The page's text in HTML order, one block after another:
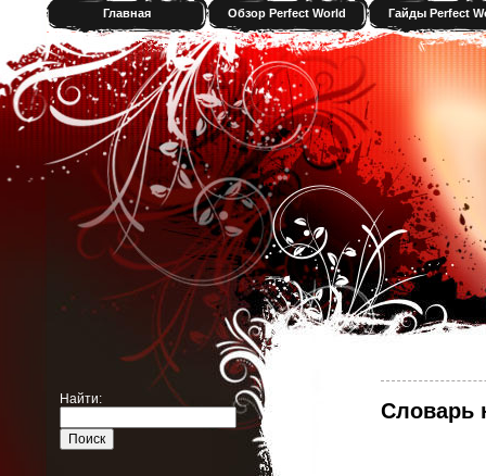
Главная Обзор Perfect World Гайды Perfect
Словарь
Найти: